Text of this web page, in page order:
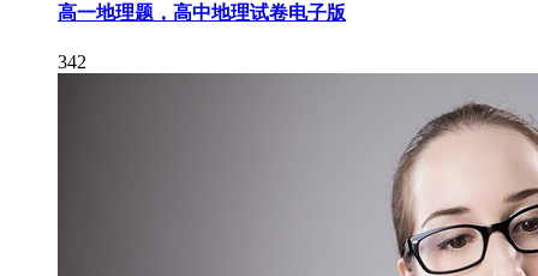
高一地理题，高中地理试卷电子版
342